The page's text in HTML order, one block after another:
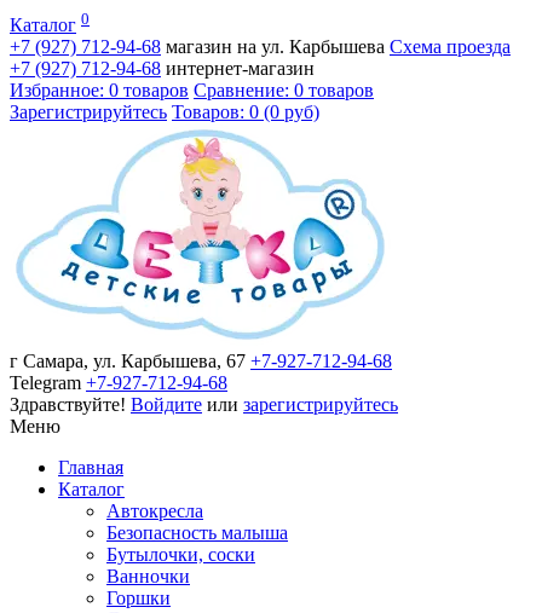
Каталог 0
+7 (927) 712-94-68 магазин на ул. Карбышева Схема проезда
+7 (927) 712-94-68 интернет-магазин
Избранное: 0 товаров Сравнение: 0 товаров
Зарегистрируйтесь Товаров: 0 (0 руб)
г Самара, ул. Карбышева, 67 +7-927-712-94-68
Telegram +7-927-712-94-68
Здравствуйте! Войдите или зарегистрируйтесь
Меню
Главная
Каталог
Автокресла
Безопасность малыша
Бутылочки, соски
Ванночки
Горшки